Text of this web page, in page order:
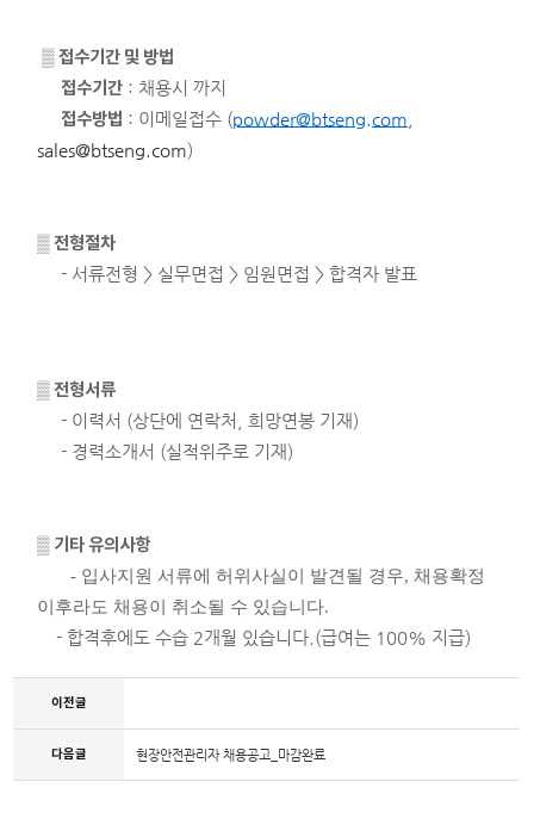
▒ 접수기간 및 방법
접수기간 : 채용시 까지
접수방법 : 이메일접수 (powder@btseng.com
sales@btseng.com)
▒ 전형절차
- 서류전형 > 실무면접 > 임원면접 > 합격자 발표
▒ 전형서류
- 이력서 (상단에 연락처, 희망연봉 기재)
- 경력소개서 (실적위주로 기재)
▒ 기타 유의사항
- 입사지원 서류에 허위사실이 발견될 경우, 채용확정
이후라도 채용이 취소될 수 있습니다.
- 합격후에도 수습 2개월 있습니다.(급여는 100% 지급)
이전글
다음글 현장안전관리자 채용공고_마감완료